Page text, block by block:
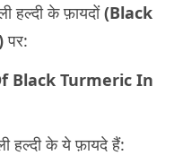
हल्दी के फ़ायदों(Black
पर:
Black Turmeric In
हल्दी के ये फ़ायदे हैं: